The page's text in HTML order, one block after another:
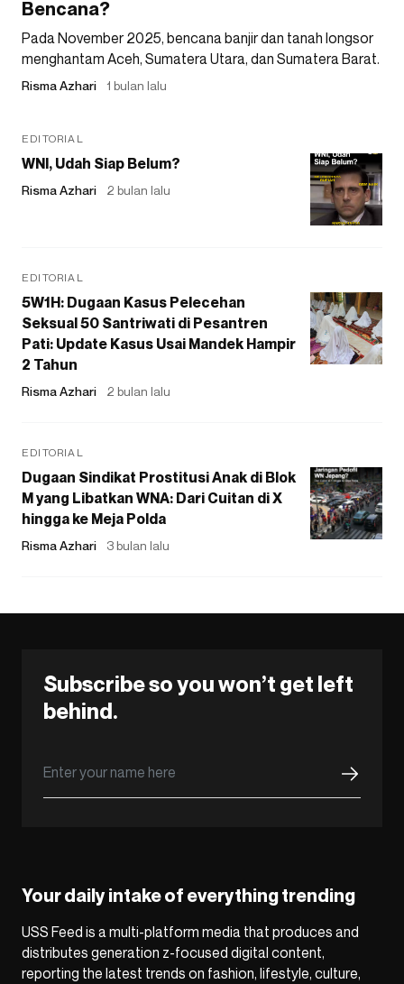
Bencana?
Pada November 2025, bencana banjir dan tanah longsor
menghantam Aceh, Sumatera Utara, dan Sumatera Barat.
Risma Azhari 1 bulan lalu
EDITORIAL
WNI, Udah Siap Belum?
Risma Azhari 2 bulan lalu
EDITORIAL
5W1H: Dugaan Kasus Pelecehan
Seksual 50 Santriwati di Pesantren
Pati: Update Kasus Usai Mandek Hampir
2 Tahun
Risma Azhari 2 bulan lalu
EDITORIAL
Dugaan Sindikat Prostitusi Anak di Blok
M yang Libatkan WNA: Dari Cuitan di X
hingga ke Meja Polda
Risma Azhari 3 bulan lalu
Subscribe so you won’t get left
behind.
Your daily intake of everything trending
USS Feed is a multi-platform media that produces and
distributes generation z-focused digital content,
reporting the latest trends on fashion, lifestyle, culture,